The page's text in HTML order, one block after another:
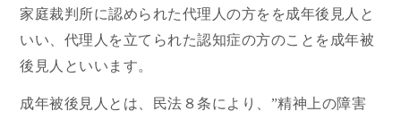
家庭裁判所に認められた代理人の方をを成年後見人と
いい、代理人を立てられた認知症の方のことを成年被
後見人といいます。
成年被後見人とは、民法８条により、”精神上の障害